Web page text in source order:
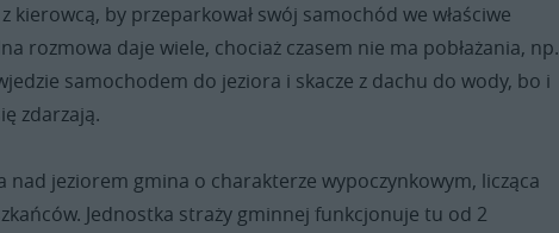
kierowcą, by przeparkował swój samochód we właściwe
rozmowa daje wiele, chociaż czasem nie ma pobłażania, np.
samochodem do jeziora i skacze z dachu do wody, bo i
zdarzają.
nad jeziorem gmina o charakterze wypoczynkowym, licząca
Jednostka straży gminnej funkcjonuje tu od 2